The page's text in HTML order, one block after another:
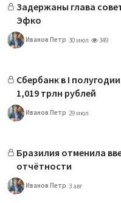
Задержаны глава
Эфко
Иванов Петр 30 июл 349
Сбербанк в I
1,019 трлн рублей
Иванов Петр 29 июл
Бразилия отменила
отчётности
Иванов Петр 3 авг